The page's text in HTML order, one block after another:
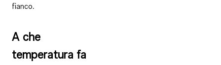
fianco.
A che
temperatura fa